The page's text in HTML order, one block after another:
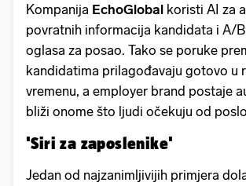
Kompanija EchoGlobal koristi AI za
povratnih informacija kandidata i A/
oglasa za posao. Tako se poruke
kandidatima prilagođavaju gotovo u
vremenu, a employer brand postaje
bliži onome što ljudi očekuju od
'Siri za zaposlenike'
Jedan od najzanimljivijih primjera